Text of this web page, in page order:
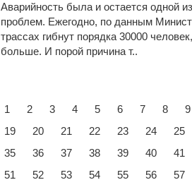
Аварийность была и остается одной
проблем. Ежегодно, по данным
трассах гибнут порядка 30000
больше. И порой причина т..
1 2 3 4 5 6 7 8 9
19
20 21 22 23 24 25
35
36 37 38 39 40 41
51
52 53 54 55 56 57